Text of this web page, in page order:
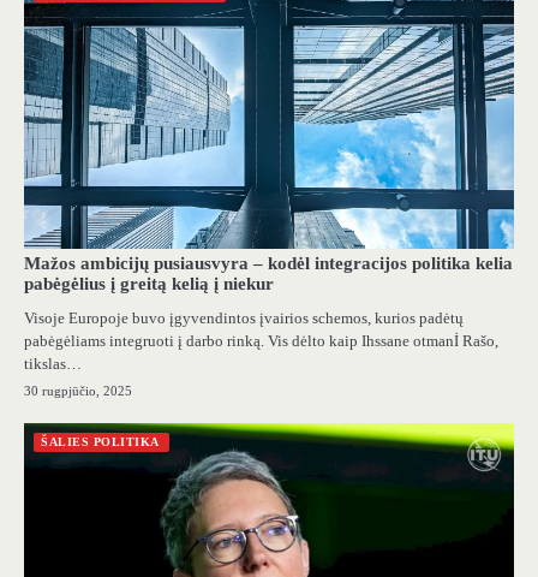
Mažos ambicijų pusiausvyra – kodėl integracijos politika kelia
pabėgėlius į greitą kelią į niekur
Visoje Europoje buvo įgyvendintos įvairios schemos, kurios padėtų
pabėgėliams integruoti į darbo rinką. Vis dėlto kaip Ihssane otmanİ Rašo,
tikslas…
30 rugpjūčio, 2025
ŠALIES POLITIKA